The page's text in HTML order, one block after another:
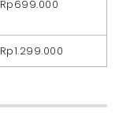
Rp699.000
Rp1.299.000